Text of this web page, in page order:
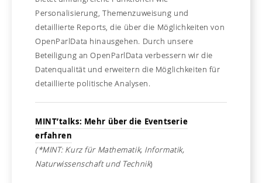
Personalisierung, Themenzuweisung und
detaillierte Reports, die über die Möglichkeiten von
OpenParlData hinausgehen. Durch unsere
Beteiligung an OpenParlData verbessern wir die
Datenqualität und erweitern die Möglichkeiten für
detaillierte politische Analysen.
MINT’talks: Mehr über die Eventserie
erfahren
(*MINT: Kurz für Mathematik, Informatik,
Naturwissenschaft und Technik)